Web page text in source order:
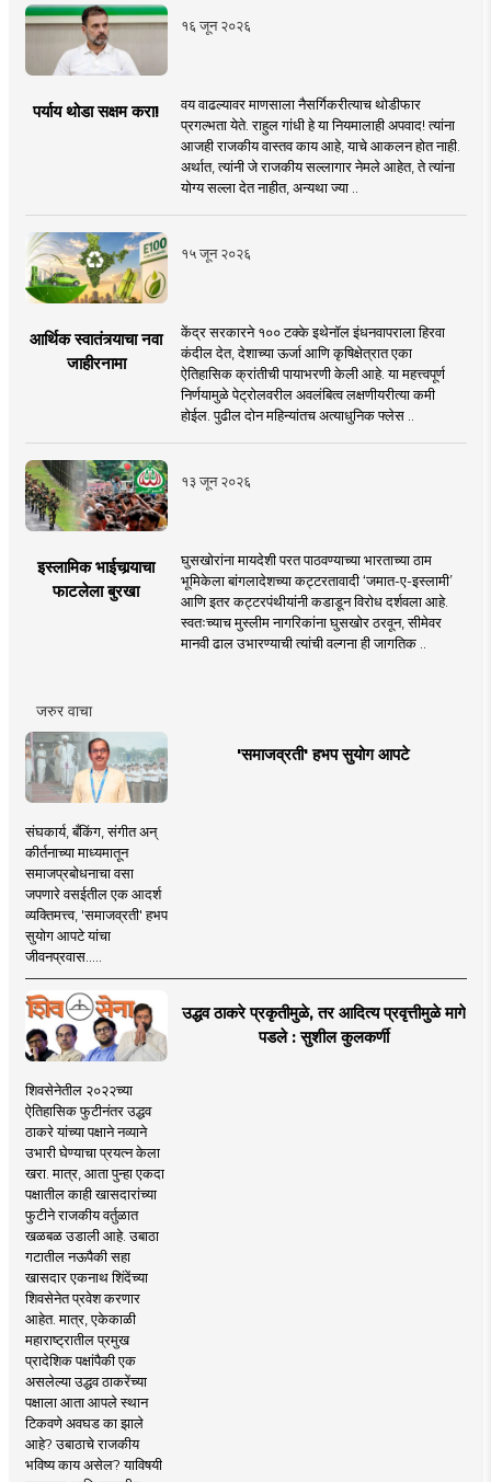
१६ जून २०२६
पर्याय थोडा सक्षम करा!
वय वाढल्यावर माणसाला नैसर्गिकरीत्याच थोडीफार
प्रगल्भता येते. राहुल गांधी हे या नियमालाही अपवाद! त्यांना
आजही राजकीय वास्तव काय आहे, याचे आकलन होत नाही.
अर्थात, त्यांनी जे राजकीय सल्लागार नेमले आहेत, ते त्यांना
योग्य सल्ला देत नाहीत, अन्यथा ज्या ..
१५ जून २०२६
आर्थिक स्वातंत्र्याचा नवा
जाहीरनामा
केंद्र सरकारने १०० टक्के इथेनॉल इंधनवापराला हिरवा
कंदील देत, देशाच्या ऊर्जा आणि कृषिक्षेत्रात एका
ऐतिहासिक क्रांतीची पायाभरणी केली आहे. या महत्त्वपूर्ण
निर्णयामुळे पेट्रोलवरील अवलंबित्व लक्षणीयरीत्या कमी
होईल. पुढील दोन महिन्यांतच अत्याधुनिक फ्लेस ..
१३ जून २०२६
इस्लामिक भाईचार्‍याचा
फाटलेला बुरखा
घुसखोरांना मायदेशी परत पाठवण्याच्या भारताच्या ठाम
भूमिकेला बांगलादेशच्या कट्टरतावादी ‘जमात-ए-इस्लामी’
आणि इतर कट्टरपंथीयांनी कडाडून विरोध दर्शवला आहे.
स्वतःच्याच मुस्लीम नागरिकांना घुसखोर ठरवून, सीमेवर
मानवी ढाल उभारण्याची त्यांची वल्गना ही जागतिक ..
जरुर वाचा
'समाजव्रती' हभप सुयोग आपटे
संघकार्य, बँकिंग, संगीत अन्
कीर्तनाच्या माध्यमातून
समाजप्रबोधनाचा वसा
जपणारे वसईतील एक आदर्श
व्यक्तिमत्त्व, 'समाजव्रती' हभप
सुयोग आपटे यांचा
जीवनप्रवास.....
उद्धव ठाकरे प्रकृतीमुळे, तर आदित्य प्रवृत्तीमुळे मागे
पडले : सुशील कुलकर्णी
शिवसेनेतील २०२२च्या
ऐतिहासिक फुटीनंतर उद्धव
ठाकरे यांच्या पक्षाने नव्याने
उभारी घेण्याचा प्रयत्न केला
खरा. मात्र, आता पुन्हा एकदा
पक्षातील काही खासदारांच्या
फुटीने राजकीय वर्तुळात
खळबळ उडाली आहे. उबाठा
गटातील नऊपैकी सहा
खासदार एकनाथ शिंदेंच्या
शिवसेनेत प्रवेश करणार
आहेत. मात्र, एकेकाळी
महाराष्ट्रातील प्रमुख
प्रादेशिक पक्षांपैकी एक
असलेल्या उद्धव ठाकरेंच्या
पक्षाला आता आपले स्थान
टिकवणे अवघड का झाले
आहे? उबाठाचे राजकीय
भविष्य काय असेल? याविषयी